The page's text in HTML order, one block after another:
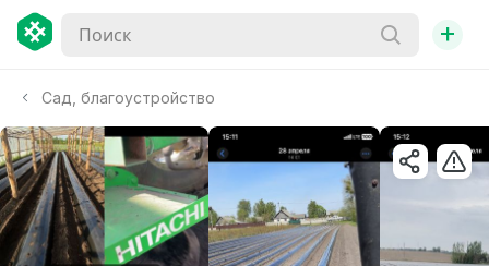
+
Сад, благоустройство